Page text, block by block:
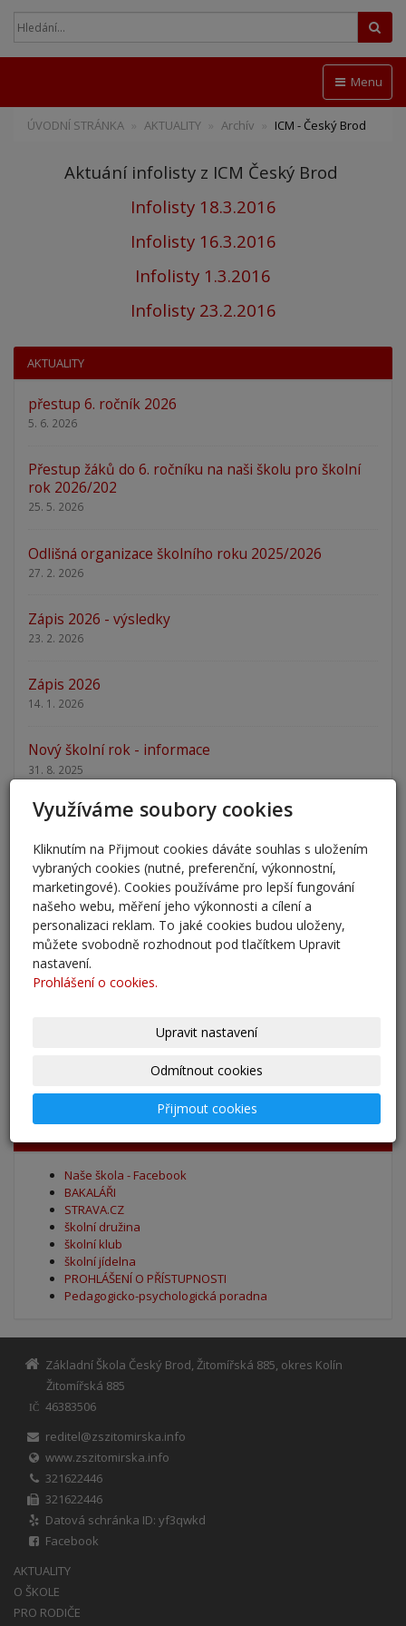
Menu
ÚVODNÍ STRÁNKA AKTUALITY Archív ICM - Český Brod
Aktuání infolisty z ICM Český Brod
Infolisty 18.3.2016
Infolisty 16.3.2016
Infolisty 1.3.2016
Infolisty 23.2.201 6
AKTUALITY
přestup 6. ročník 2026
5. 6. 2026
Přestup žáků do 6. ročníku na naši školu pro školní
rok 2026/202
25. 5. 2026
Odlišná organizace školního roku 2025/2026
27. 2. 2026
Zápis 2026 - výsledky
23. 2. 2026
Zápis 2026
14. 1. 2026
Nový školní rok - informace
31. 8. 2025
Pěšky do školy
Adaptační kurzy
27. 8. 2025
Zahájení školního roku 2025/2026
27. 8. 2025
Naše škola - Facebook
BAKALÁŘI
STRAVA.CZ
školní družina
školní klub
školní jídelna
PROHLÁŠENÍ O PŘÍSTUPNOSTI
Pedagogicko-psychologická poradna
Základní Škola Český Brod, Žitomířská 885, okres Kolín
Žitomířská 885
IČ
46383506
reditel@zszitomirska.info
www.zszitomirska.info
321622446
321622446
Datová schránka ID: yf3qwkd
Facebook
AKTUALITY
O ŠKOLE
PRO RODIČE
Využíváme soubory cookies
Kliknutím na Přijmout cookies dáváte souhlas s uložením
vybraných cookies (nutné, preferenční, výkonnostní,
marketingové). Cookies používáme pro lepší fungování
našeho webu, měření jeho výkonnosti a cílení a
personalizaci reklam. To jaké cookies budou uloženy,
můžete svobodně rozhodnout pod tlačítkem Upravit
nastavení.
Prohlášení o cookies.
Upravit nastavení
Odmítnout cookies
Přijmout cookies